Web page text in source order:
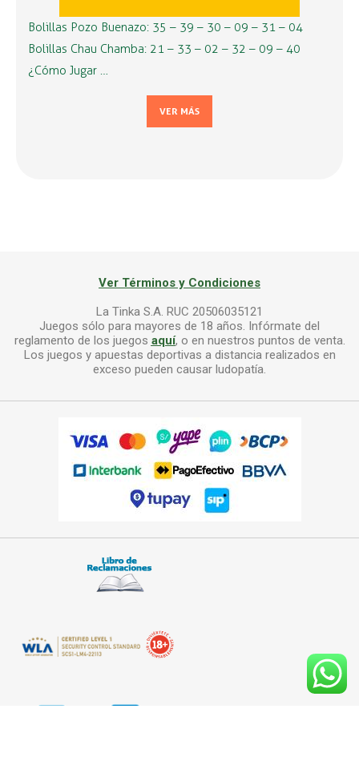
Bolillas Pozo Buenazo: 35 – 39 – 30 – 09 – 31 – 04
Bolillas Chau Chamba: 21 – 33 – 02 – 32 – 09 – 40
¿Cómo Jugar …
VER MÁS
Ver Términos y Condiciones
La Tinka S.A. RUC 20506035121
Juegos sólo para mayores de 18 años. Infórmate del
reglamento de los juegos aquí, o en nuestros puntos de venta.
Los juegos y apuestas deportivas a distancia realizados en
exceso pueden causar ludopatía.